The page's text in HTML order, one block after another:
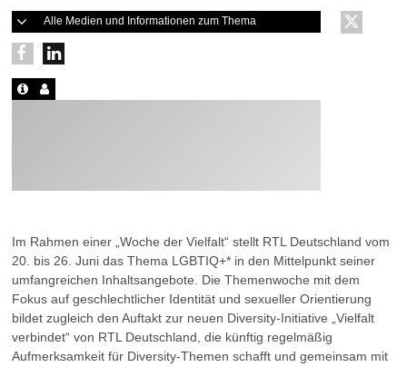
Alle Medien und Informationen zum Thema
Im Rahmen einer „Woche der Vielfalt“ stellt RTL Deutschland vom
20. bis 26. Juni das Thema LGBTIQ+* in den Mittelpunkt seiner
umfangreichen Inhaltsangebote. Die Themenwoche mit dem
Fokus auf geschlechtlicher Identität und sexueller Orientierung
bildet zugleich den Auftakt zur neuen Diversity-Initiative „Vielfalt
verbindet“ von RTL Deutschland, die künftig regelmäßig
Aufmerksamkeit für Diversity-Themen schafft und gemeinsam mit